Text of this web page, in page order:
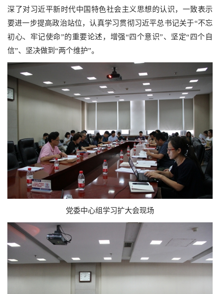
深了对习近平新时代中国特色社会主义思想的认识，一致表示
要进一步提高政治站位，认真学习贯彻习近平总书记关于“不忘
初心、牢记使命”的重要论述，增强“四个意识”、坚定“四个自
信”、坚决做到“两个维护”。
党委中心组学习扩大会现场